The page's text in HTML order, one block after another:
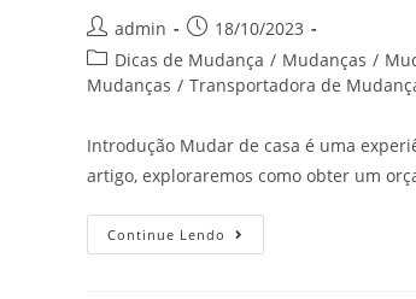
admin
18/10/2023
Dicas de Mudança / Mudanças /
Mudanças / Transportadora de
Introdução Mudar de casa é uma
artigo, exploraremos como obter um
Continue Lendo